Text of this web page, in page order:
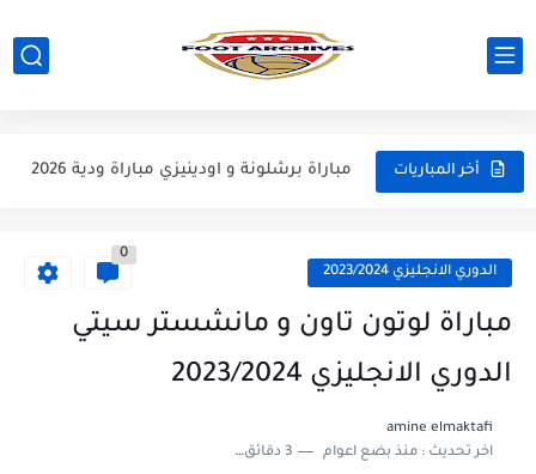
أخر المباريات
مباراة باريس سان جيرمان و مانشستر يونايتد مباراة ودية 2026
مباراة برشلونة و اودينيزي مباراة ودية 2026
مباراة ارسنال و جيرونا مباراة ودية 2026
الدوري الانجليزي 2023/2024
0
مباراة لوتون تاون و مانشستر سيتي
الدوري الانجليزي 2023/2024
amine elmaktafi
اخر تحديث :منذ بضع اعوام 3 دقائق للقراءة